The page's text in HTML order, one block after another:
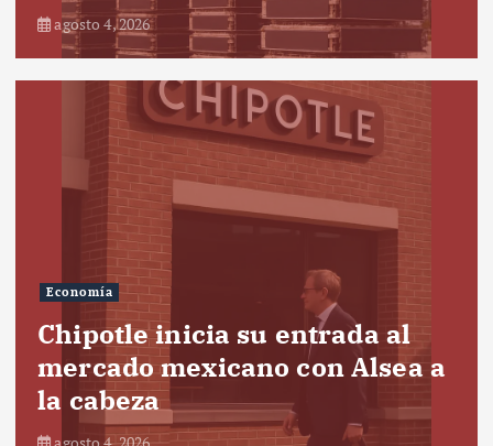
agosto 4, 2026
Economía
Chipotle inicia su entrada al
mercado mexicano con Alsea a
la cabeza